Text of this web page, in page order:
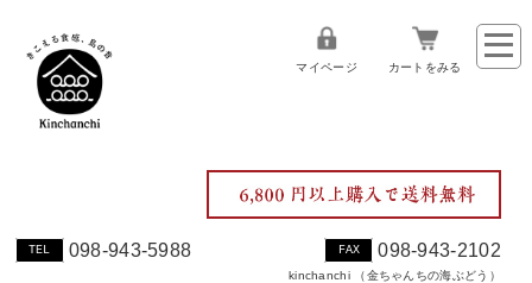
TEL 098-943-5988 FAX 098-943-2102
kinchanchi （金ちゃんちの海ぶどう）
マイページ カートをみる